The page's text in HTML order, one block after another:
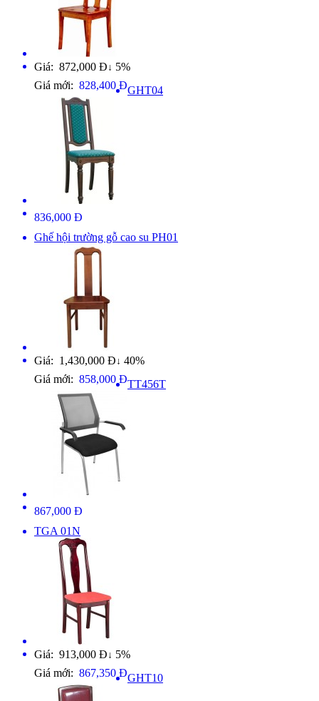
Giá: 872,000 Đ ↓ 5%
Giá mới: 828,400 ĐGHT04
836,000 Đ
Ghế hội trường gỗ cao su PH01
Giá: 1,430,000 Đ ↓ 40%
Giá mới: 858,000 ĐTT456T
867,000 Đ
TGA 01N
Giá: 913,000 Đ ↓ 5%
Giá mới: 867,350 ĐGHT10